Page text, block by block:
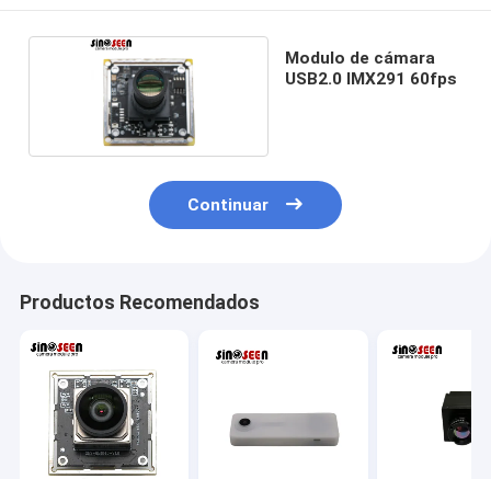
Modulo de cámara
USB2.0 IMX291 60fps
Continuar
Productos Recomendados